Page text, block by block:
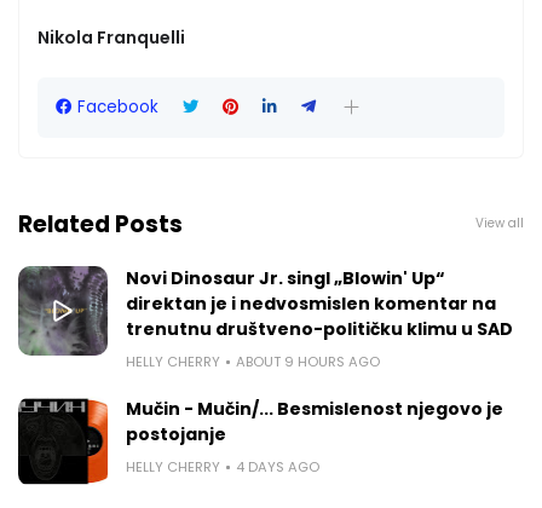
Nikola Franquelli
Facebook
Related Posts View all
Novi Dinosaur Jr. singl „Blowin' Up“
direktan je i nedvosmislen komentar na
trenutnu društveno-političku klimu u SAD
HELLY CHERRY ABOUT 9 HOURS AGO
Mučin - Mučin/... Besmislenost njegovo je
postojanje
HELLY CHERRY 4 DAYS AGO